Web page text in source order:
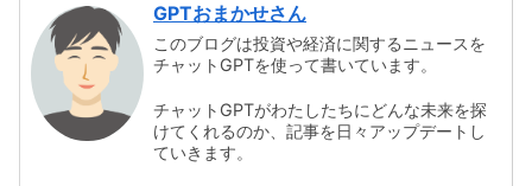
GPTおまかせさん
このブログは投資や経済に関するニュースを
チャットGPTを使って書いています。
チャットGPTがわたしたちにどんな未来を探
けてくれるのか、記事を日々アップデートし
ていきます。